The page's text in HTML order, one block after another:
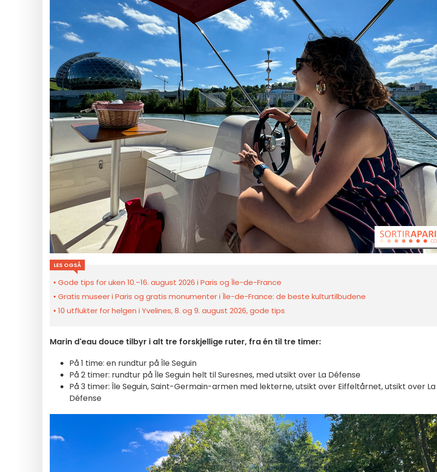
LES OGSÅ
Gode tips for uken 10.–16. august 2026 i Paris og Île-de-France
Gratis museer i Paris og gratis monumenter i Île-de-France: de beste kulturtilbudene
10 utflukter for helgen i Yvelines, 8. og 9. august 2026, gode tips
Marin d'eau douce tilbyr i alt tre forskjellige ruter, fra én til tre timer:
På 1 time: en rundtur på Île Seguin
På 2 timer: rundtur på Île Seguin helt til Suresnes, med utsikt over La Défense
På 3 timer: Île Seguin, Saint-Germain-armen med lekterne, utsikt over Eiffeltårnet, utsikt over La
Défense